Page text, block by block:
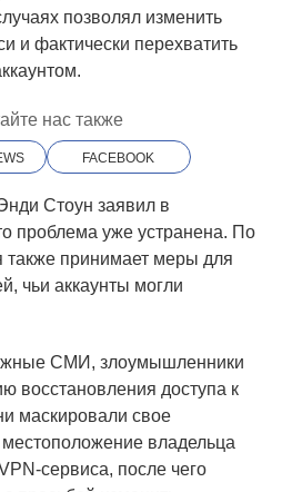
позволял изменить
и фактически перехватить
нас также
FACEBOOK
Стоун заявил в
проблема уже устранена. По
также принимает меры для
чьи аккаунты могли
СМИ, злоумышленники
восстановления доступа к
маскировали свое
владельца
сервиса, после чего